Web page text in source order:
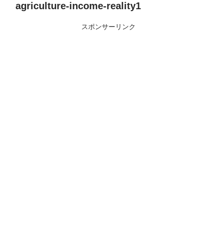
agriculture-income-reality1
スポンサーリンク